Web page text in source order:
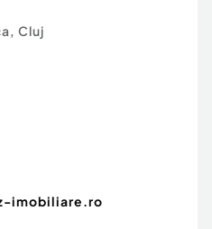
, Cluj
imobiliare.ro